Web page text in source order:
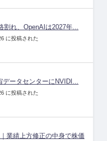
割れ、OpenAIは2027年...
に投稿された
データセンターにNVIDI...
に投稿された
業績上方修正の中身で株価